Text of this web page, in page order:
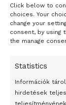
Click below to
choices. Your
change your
consent, by using
the manage
Statistics
Információk
hirdetések